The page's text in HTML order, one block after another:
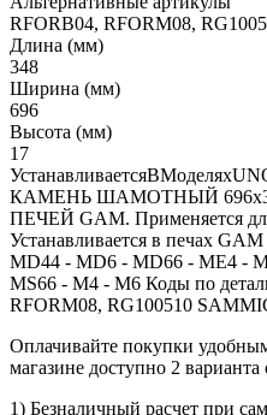
RFORB04, RFORM08,
Длина (мм)
348
Ширина (мм)
696
Высота (мм)
17
КАМЕНЬ ШАМОТНЫЙ
ПЕЧЕЙ GAM. Применяется
Устанавливается в печах
MD44 - MD6 - MD66 - ME4 -
MS66 - M4 - M6 Коды по
RFORM08, RG100510
Оплачивайте покупки
магазине доступно 2 варианта
1) Безналичный расчет при